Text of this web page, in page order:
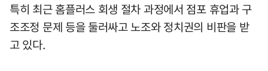
특히 최근 홈플러스 회생 절차 과정에서 점포 휴업과 구
조조정 문제 등을 둘러싸고 노조와 정치권의 비판을 받
고 있다.